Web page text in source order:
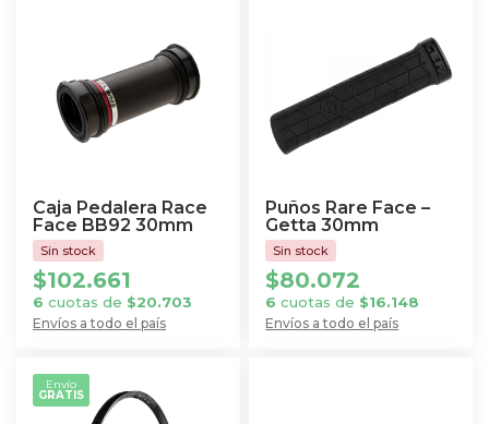
Caja Pedalera Race
Face BB92 30mm
Envíos a todo el país
$102.661
6 cuotas de $20.703
Puños Rare Face –
Getta 30mm
Envíos a todo el país
$80.072
6 cuotas de $16.148
Envío
GRATIS